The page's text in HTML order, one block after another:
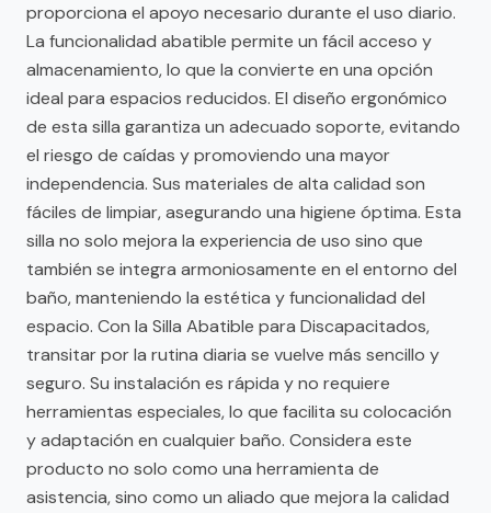
proporciona el apoyo necesario durante el uso diario.
La funcionalidad abatible permite un fácil acceso y
almacenamiento, lo que la convierte en una opción
ideal para espacios reducidos. El diseño ergonómico
de esta silla garantiza un adecuado soporte, evitando
el riesgo de caídas y promoviendo una mayor
independencia. Sus materiales de alta calidad son
fáciles de limpiar, asegurando una higiene óptima. Esta
silla no solo mejora la experiencia de uso sino que
también se integra armoniosamente en el entorno del
baño, manteniendo la estética y funcionalidad del
espacio. Con la Silla Abatible para Discapacitados,
transitar por la rutina diaria se vuelve más sencillo y
seguro. Su instalación es rápida y no requiere
herramientas especiales, lo que facilita su colocación
y adaptación en cualquier baño. Considera este
producto no solo como una herramienta de
asistencia, sino como un aliado que mejora la calidad